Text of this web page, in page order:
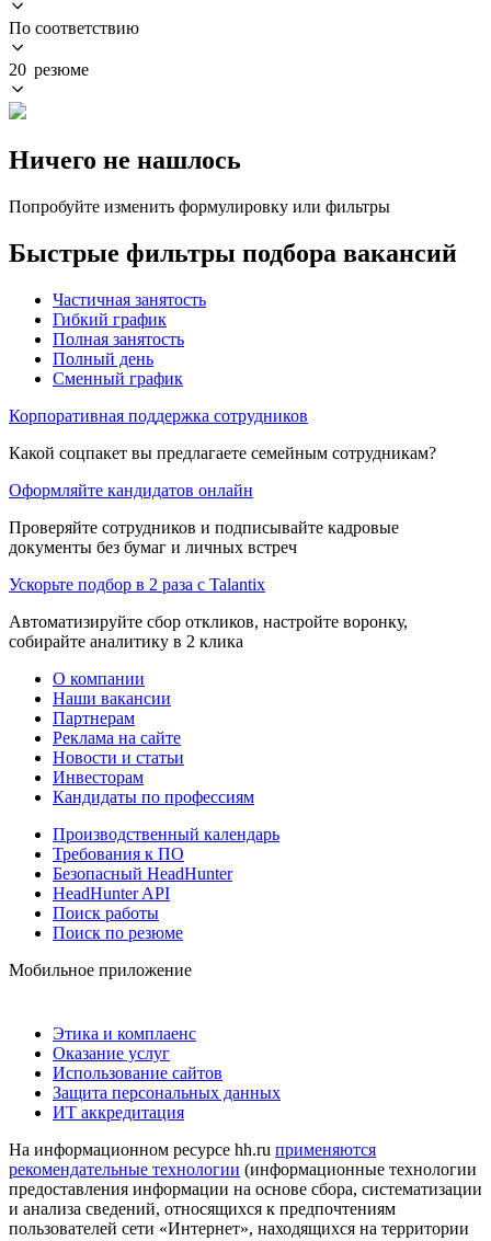
По соответствию
20 резюме
Ничего не нашлось
Попробуйте изменить формулировку или фильтры
Быстрые фильтры подбора вакансий
Частичная занятость
Гибкий график
Полная занятость
Полный день
Сменный график
Корпоративная поддержка сотрудников
Какой соцпакет вы предлагаете семейным сотрудникам?
Оформляйте кандидатов онлайн
Проверяйте сотрудников и подписывайте кадровые
документы без бумаг и личных встреч
Ускорьте подбор в 2 раза с Talantix
Автоматизируйте сбор откликов, настройте воронку,
собирайте аналитику в 2 клика
О компании
Наши вакансии
Партнерам
Реклама на сайте
Новости и статьи
Инвесторам
Кандидаты по профессиям
Производственный календарь
Требования к ПО
Безопасный HeadHunter
HeadHunter API
Поиск работы
Поиск по резюме
Мобильное приложение
Этика и комплаенс
Оказание услуг
Использование сайтов
Защита персональных данных
ИТ аккредитация
На информационном ресурсе hh.ru применяются
рекомендательные технологии (информационные технологии
предоставления информации на основе сбора, систематизации
и анализа сведений, относящихся к предпочтениям
пользователей сети «Интернет», находящихся на территории